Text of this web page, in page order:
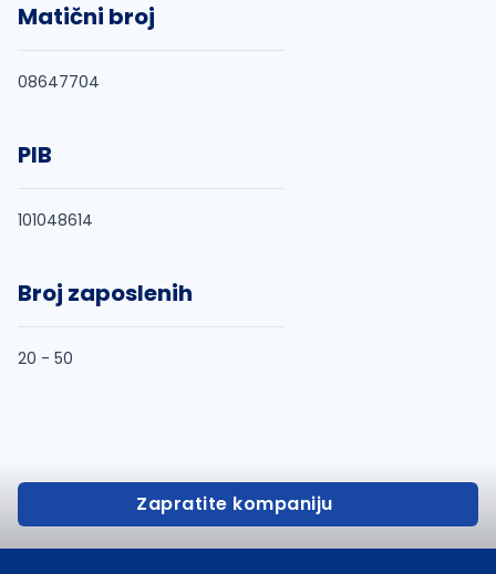
Matični broj
08647704
PIB
101048614
Broj zaposlenih
20 - 50
Zapratite kompaniju